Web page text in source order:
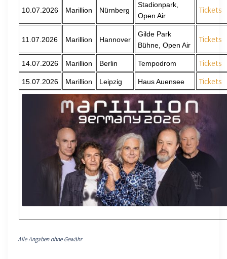
10.07.2026 Marillion Nürnberg
Stadionpark,
Open Air
Tickets
11.07.2026 Marillion Hannover
Gilde Park
Bühne, Open Air
Tickets
14.07.2026 Marillion Berlin Tempodrom Tickets
15.07.2026 Marillion Leipzig Haus Auensee Tickets
Alle Angaben ohne Gewähr